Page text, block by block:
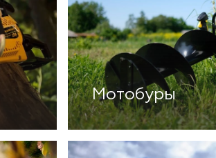
Мотобуры